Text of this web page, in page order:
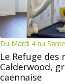
Du Mardi 4 au
Le Refuge des
Calderwood,
caennaise